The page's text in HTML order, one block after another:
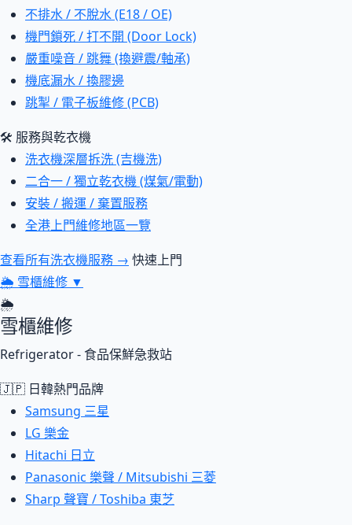
不排水 / 不脫水 (E18 / OE)
機門鎖死 / 打不開 (Door Lock)
嚴重噪音 / 跳舞 (換避震/軸承)
機底漏水 / 換膠邊
跳掣 / 電子板維修 (PCB)
🛠 服務與乾衣機
洗衣機深層拆洗 (吉機洗)
二合一 / 獨立乾衣機 (煤氣/電動)
安裝 / 搬運 / 棄置服務
全港上門維修地區一覽
查看所有洗衣機服務 → 快速上門
🌦 雪櫃維修 ▼
🌦
雪櫃維修
Refrigerator - 食品保鮮急救站
🇯🇵 日韓熱門品牌
Samsung 三星
LG 樂金
Hitachi 日立
Panasonic 樂聲 / Mitsubishi 三菱
Sharp 聲寶 / Toshiba 東芝